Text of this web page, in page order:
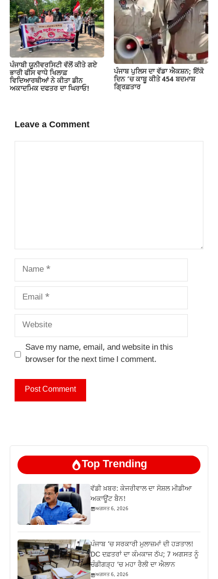
ਪੰਜਾਬੀ ਯੂਨੀਵਰਸਿਟੀ ਵੱਲੋਂ ਕੀਤੇ ਗਏ
ਭਾਰੀ ਫੀਸ ਵਾਧੇ ਖਿਲਾਫ਼
ਵਿਦਿਆਰਥੀਆਂ ਨੇ ਕੀਤਾ ਡੀਨ
ਅਕਾਦਮਿਕ ਦਫਤਰ ਦਾ ਘਿਰਾਓ!
ਪੰਜਾਬ ਪੁਲਿਸ ਦਾ ਵੱਡਾ ਐਕਸ਼ਨ; ਇੱਕੋ
ਦਿਨ ‘ਚ ਕਾਬੂ ਕੀਤੇ 454 ਬਦਮਾਸ਼
ਗ੍ਰਿਫ਼ਤਾਰ
Leave a Comment
Name
Email
Website
Save my name, email, and website in this
browser for the next time I comment.
Top Trending
ਵੱਡੀ ਖ਼ਬਰ: ਕੇਜਰੀਵਾਲ ਦਾ ਸੋਸ਼ਲ ਮੀਡੀਆ
ਅਕਾਊਂਟ ਬੈਨ!
ਅਗਸਤ 6, 2026
ਪੰਜਾਬ ‘ਚ ਸਰਕਾਰੀ ਮੁਲਾਜ਼ਮਾਂ ਦੀ ਹੜਤਾਲ!
DC ਦਫ਼ਤਰਾਂ ਦਾ ਕੰਮਕਾਜ ਠੱਪ; 7 ਅਗਸਤ ਨੂੰ
ਚੰਡੀਗੜ੍ਹ ‘ਚ ਮਹਾ ਰੈਲੀ ਦਾ ਐਲਾਨ
ਅਗਸਤ 6, 2026